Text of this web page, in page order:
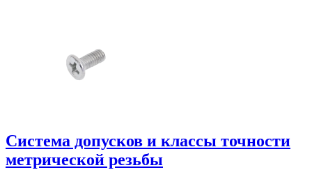
Система допусков и классы точности
метрической резьбы